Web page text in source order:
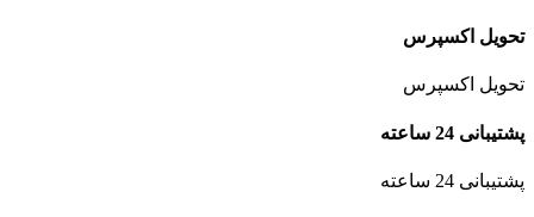
تحویل اکسپرس
تحویل اکسپرس
پشتیبانی 24 ساعته
پشتیبانی 24 ساعته